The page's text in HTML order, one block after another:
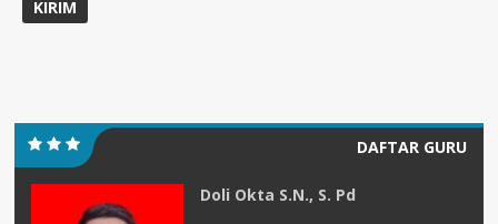
DAFTAR GURU
Doli Okta S.N., S. Pd